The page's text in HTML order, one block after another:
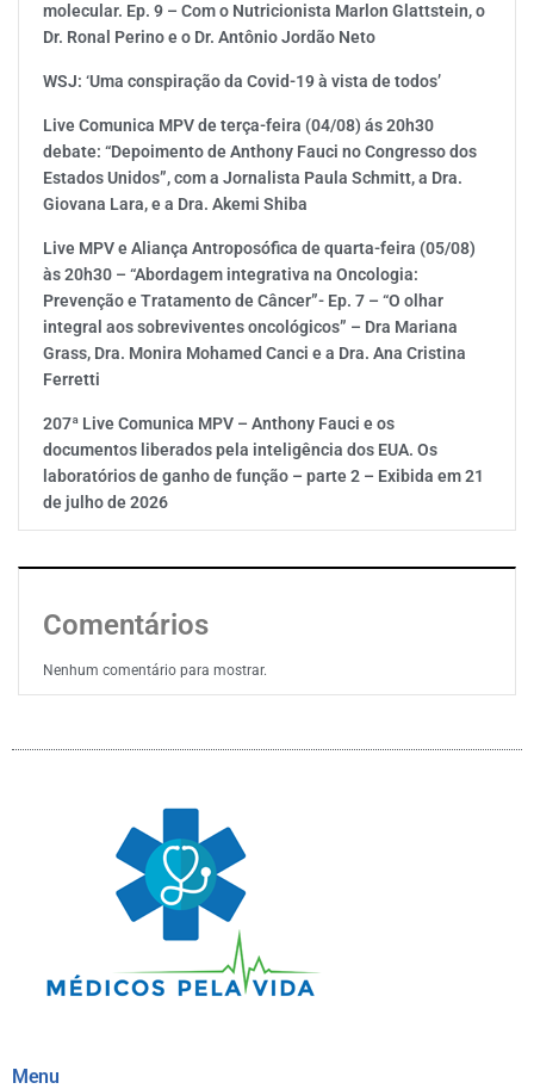
molecular. Ep. 9 – Com o Nutricionista Marlon Glattstein, o
Dr. Ronal Perino e o Dr. Antônio Jordão Neto
WSJ: ‘Uma conspiração da Covid-19 à vista de todos’
Live Comunica MPV de terça-feira (04/08) ás 20h30
debate: “Depoimento de Anthony Fauci no Congresso dos
Estados Unidos”, com a Jornalista Paula Schmitt, a Dra.
Giovana Lara, e a Dra. Akemi Shiba
Live MPV e Aliança Antroposófica de quarta-feira (05/08)
às 20h30 – “Abordagem integrativa na Oncologia:
Prevenção e Tratamento de Câncer”- Ep. 7 – “O olhar
integral aos sobreviventes oncológicos” – Dra Mariana
Grass, Dra. Monira Mohamed Canci e a Dra. Ana Cristina
Ferretti
207ª Live Comunica MPV – Anthony Fauci e os
documentos liberados pela inteligência dos EUA. Os
laboratórios de ganho de função – parte 2 – Exibida em 21
de julho de 2026
Comentários
Nenhum comentário para mostrar.
Menu